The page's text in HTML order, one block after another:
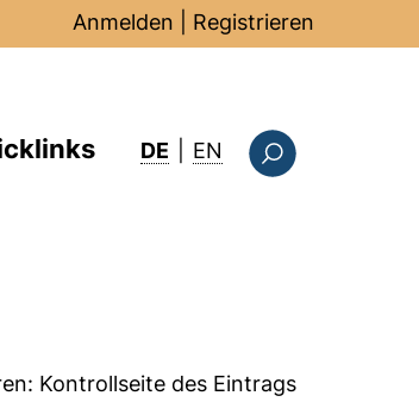
Anmelden Registrieren
DE EN : this page in
Kontrollseite des Eintrags